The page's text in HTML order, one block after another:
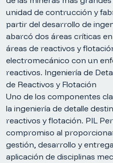
unidad de contrucción y
partir del desarrollo de
abarcó dos áreas críticas
áreas de reactivos y
electromecánico con un
reactivos. Ingeniería de
de Reactivos y Flotación
Uno de los componentes
la ingeniería de detalle
reactivos y flotación. PIL
compromiso al
gestión, desarrollo y
aplicación de disciplinas